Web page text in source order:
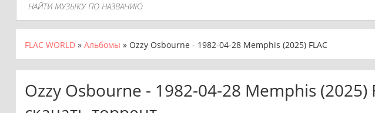
FLAC WORLD » Альбомы » Ozzy Osbourne - 1982-04-28 Memphis (2025) FLAC
Ozzy Osbourne - 1982-04-28 Memphis (2025)